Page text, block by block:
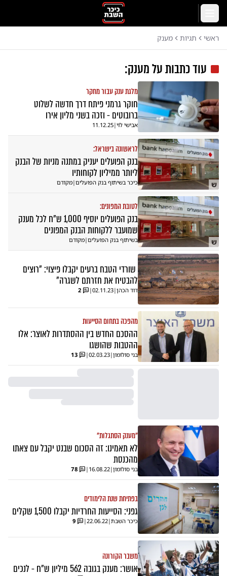
דלג לתוכן הראשי
ראשי תגיות מענק
עוד כתבות עלמענק:
מלגת ענק עבור מחקר
חוקר גרמני פיתח דרך חדשה לשלוט
ברובוטים - וזכה בשני מליון אירו
אבישי לוי|
11.12.25
ש
לראשונה בישראל:
בנק הפועלים יעניק במתנה מניות של הבנק
ליותר ממיליון לקוחותיו
כיכר בשיתוף בנק הפועלים|מקודם
ש
לטובת המפונים:
בנק הפועלים יוסיף 1,000 ש"ח לכל מענק
שמועבר ללקוחות הבנק המפונים
בשיתוף בנק הפועלים|מקודם
שורדי הטבח ברעים יקבלו פיצוי: "רוצים
להבטיח את חזרתם לשגרה"
דוד הכהן|
02.11.23
|
2
מהפכה בתחום הסייעות
ההסכם החדש בין ההסתדרות לאוצר: אלו
ההטבות שהושגו
בני סולומון|
02.03.23
|
13
"מענק הסתגלות"
לא תאמינו: זה הסכום שבנט יקבל עם צאתו
מהכנסת
בני סולומון|
16.08.22
|
78
בפתיחת שנת הלימודים
גפני: הסייעות החרדיות יקבלו 1,500 שקלים
כיכר השבת|
22.06.22
|
9
משבר הקורונה
אושר: מענק בגובה 562 מיליון ש"ח - לנכים